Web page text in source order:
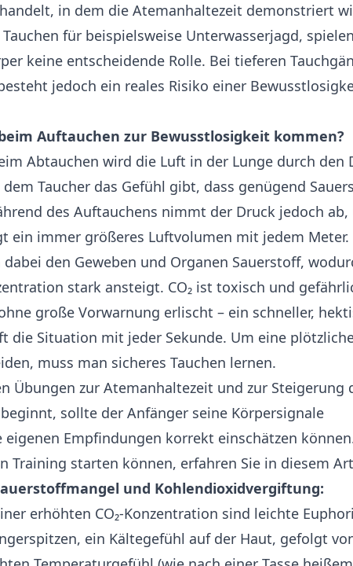
in dem die Atemanhaltezeit demonstriert
für beispielsweise Unterwasserjagd,
keine entscheidende Rolle. Bei tieferen
jedoch ein reales Risiko einer
Auftauchen zur Bewusstlosigkeit kommen?
Abtauchen wird die Luft in der Lunge durch den
Taucher das Gefühl gibt, dass genügend
des Auftauchens nimmt der Druck jedoch ab,
ein immer größeres Luftvolumen mit jedem Meter.
den Geweben und Organen Sauerstoff,
stark ansteigt. CO₂ ist toxisch und
große Vorwarnung erlischt – ein schneller,
die Situation mit jeder Sekunde. Um eine
muss man sicheres Tauchen lernen.
Übungen zur Atemanhaltezeit und zur Steigerung
sollte der Anfänger seine Körpersignale
eigenen Empfindungen korrekt einschätzen
Training starten können, erfahren Sie in diesem
und Kohlendioxidvergiftung:
erhöhten CO₂-Konzentration sind leichte
ein Kältegefühl auf der Haut, gefolgt